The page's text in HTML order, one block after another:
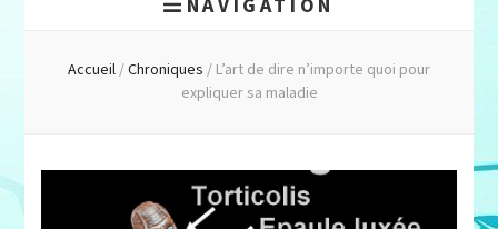
NAVIGATION
Accueil/Chroniques / L’art de dire n’importe quoi pour
expliquer sa maladie